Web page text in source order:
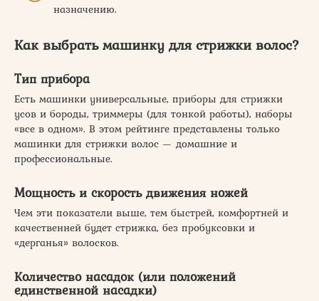
назначению.
Как выбрать машинку для стрижки волос?
Тип прибора
Есть машинки универсальные, приборы для стрижки
усов и бороды, триммеры (для тонкой работы), наборы
«все в одном». В этом рейтинге представлены только
машинки для стрижки волос — домашние и
профессиональные.
Мощность и скорость движения ножей
Чем эти показатели выше, тем быстрей, комфортней и
качественней будет стрижка, без пробуксовки и
«дерганья» волосков.
Количество насадок (или положений
единственной насадки)